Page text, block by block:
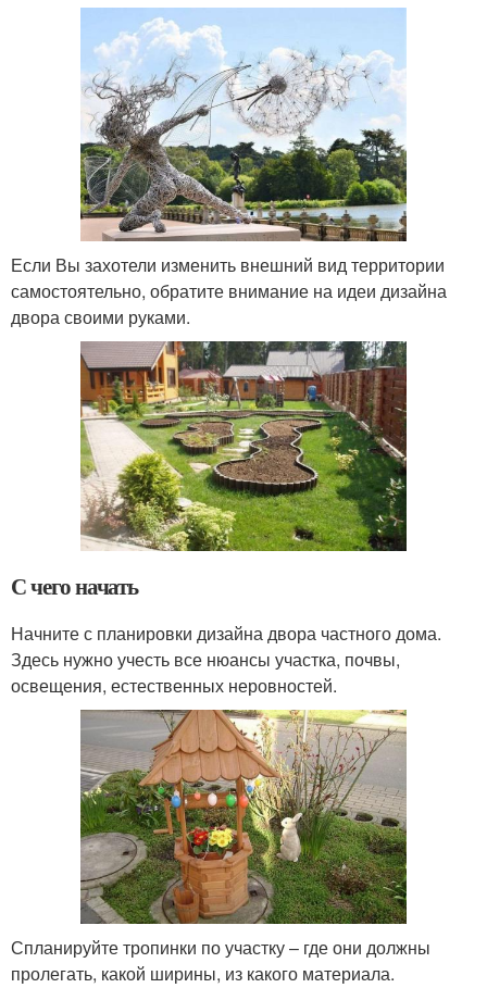
Если Вы захотели изменить внешний вид территории
самостоятельно, обратите внимание на идеи дизайна
двора своими руками.
С чего начать
Начните с планировки дизайна двора частного дома.
Здесь нужно учесть все нюансы участка, почвы,
освещения, естественных неровностей.
Спланируйте тропинки по участку – где они должны
пролегать, какой ширины, из какого материала.